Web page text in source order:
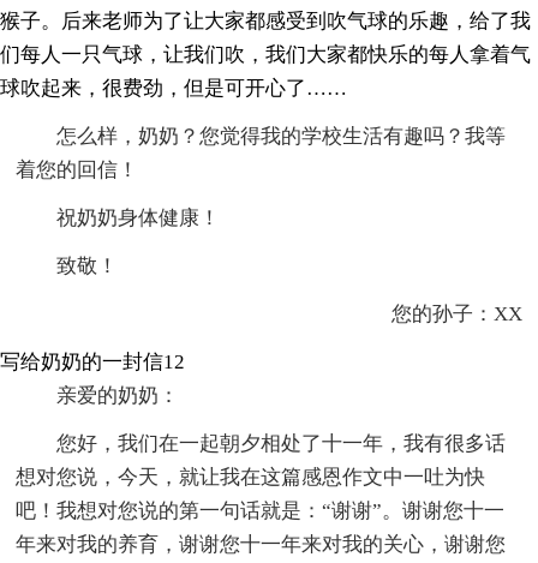
猴子。后来老师为了让大家都感受到吹气球的乐趣，给了我
们每人一只气球，让我们吹，我们大家都快乐的每人拿着气
球吹起来，很费劲，但是可开心了……
怎么样，奶奶？您觉得我的学校生活有趣吗？我等
着您的回信！
祝奶奶身体健康！
致敬！
您的孙子：XX
写给奶奶的一封信12
亲爱的奶奶：
您好，我们在一起朝夕相处了十一年，我有很多话
想对您说，今天，就让我在这篇感恩作文中一吐为快
吧！我想对您说的第一句话就是：“谢谢”。谢谢您十一
年来对我的养育，谢谢您十一年来对我的关心，谢谢您